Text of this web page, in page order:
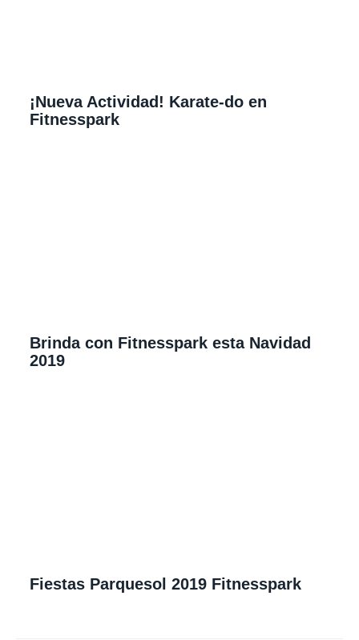
¡Nueva Actividad! Karate-do en
Fitnesspark
Brinda con Fitnesspark esta Navidad
2019
Fiestas Parquesol 2019 Fitnesspark